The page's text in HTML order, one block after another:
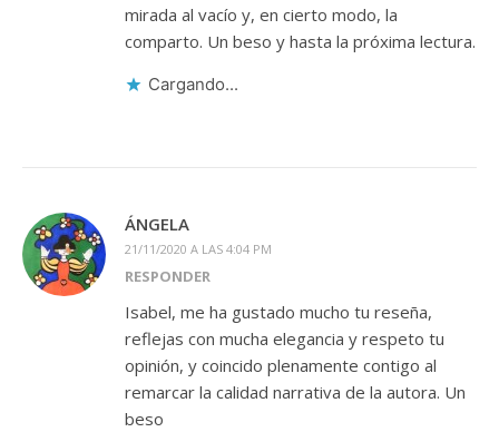
mirada al vacío y, en cierto modo, la
comparto. Un beso y hasta la próxima lectura.
Cargando...
ÁNGELA
21/11/2020 A LAS 4:04 PM
RESPONDER
Isabel, me ha gustado mucho tu reseña,
reflejas con mucha elegancia y respeto tu
opinión, y coincido plenamente contigo al
remarcar la calidad narrativa de la autora. Un
beso